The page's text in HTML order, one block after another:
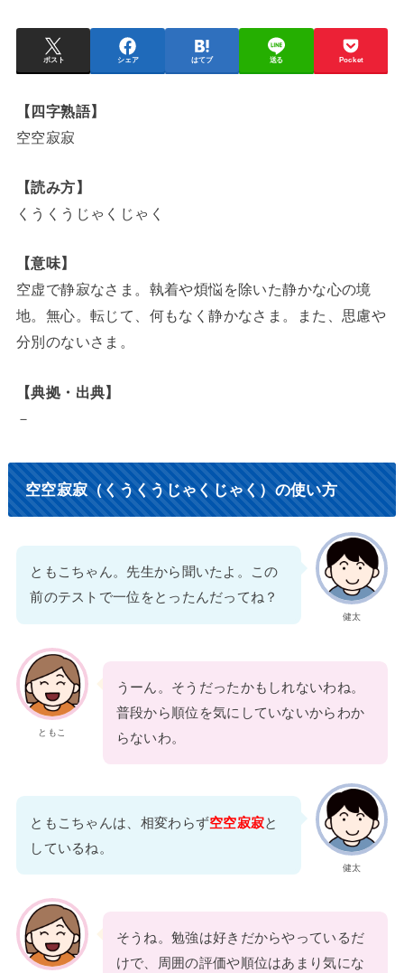
ポスト シェア はてブ 送る Pocket
【四字熟語】
空空寂寂
【読み方】
くうくうじゃくじゃく
【意味】
空虚で静寂なさま。執着や煩悩を除いた静かな心の境
地。無心。転じて、何もなく静かなさま。また、思慮や
分別のないさま。
【典拠・出典】
－
空空寂寂（くうくうじゃくじゃく）の使い方
健太
ともこちゃん。先生から聞いたよ。この
前のテストで一位をとったんだってね？
ともこ
うーん。そうだったかもしれないわね。
普段から順位を気にしていないからわか
らないわ。
健太
ともこちゃんは、相変わらず空空寂寂と
しているね。
そうね。勉強は好きだからやっているだ
けで、周囲の評価や順位はあまり気にな